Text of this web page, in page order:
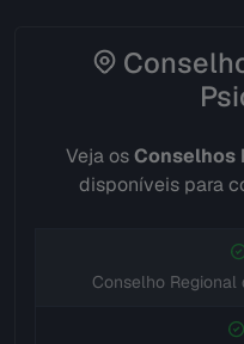
Veja osConselhos
disponíveis para
Conselho Regional